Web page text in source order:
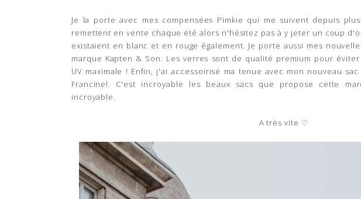
Je la porte avec mes compensées Pimkie qui me suivent depuis
remettent en vente chaque été alors n'hésitez pas à y jeter un coup
existaient en blanc et en rouge également. Je porte aussi mes
marque Kapten & Son. Les verres sont de qualité premium pour
UV maximale ! Enfin, j'ai accessoirisé ma tenue avec mon nouveau
Francinel. C'est incroyable les beaux sacs que propose cette
incroyable.
A très vite ♡